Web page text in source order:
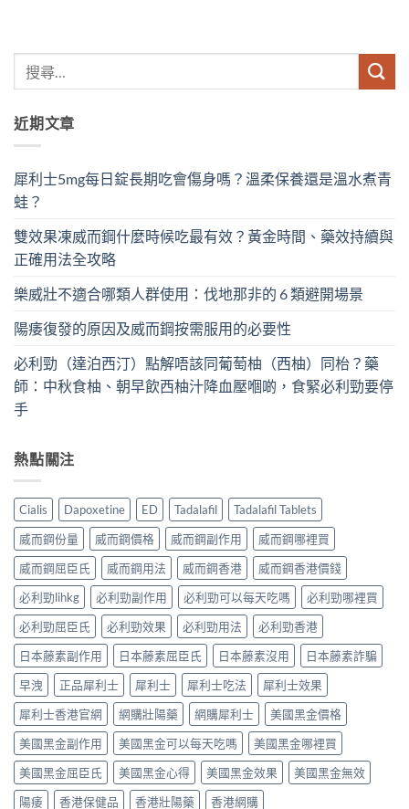
近期文章
犀利士5mg每日錠長期吃會傷身嗎？溫柔保養還是溫水煮青
蛙？
雙效果凍威而鋼什麼時候吃最有效？黃金時間、藥效持續與
正確用法全攻略
樂威壯不適合哪類人群使用：伐地那非的 6 類避開場景
陽痿復發的原因及威而鋼按需服用的必要性
必利勁（達泊西汀）點解唔該同葡萄柚（西柚）同枱？藥
師：中秋食柚、朝早飲西柚汁降血壓嗰啲，食緊必利勁要停
手
熱點關注
Cialis Dapoxetine ED Tadalafil
Tadalafil Tablets
威而鋼份量
威而鋼價格 威而鋼副作用
威而鋼哪裡買
威而鋼屈臣氏
威而鋼用法 威而鋼香港
威而鋼香港價錢
必利勁lihkg
必利勁副作用 必利勁可以每天吃嗎
必利勁哪裡買
必利勁屈臣氏
必利勁效果 必利勁用法
必利勁香港
日本藤素副作用
日本藤素屈臣氏 日本藤素沒用
日本藤素詐騙
早洩
正品犀利士 犀利士 犀利士吃法
犀利士效果
犀利士香港官網
網購壯陽藥 網購犀利士
美國黑金價格
美國黑金副作用
美國黑金可以每天吃嗎
美國黑金哪裡買
美國黑金屈臣氏
美國黑金心得 美國黑金效果
美國黑金無效
陽痿
香港保健品 香港壯陽藥 香港網購